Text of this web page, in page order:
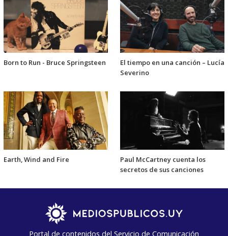
Born to Run - Bruce Springsteen
El tiempo en una canción – Lucía
Severino
Earth, Wind and Fire
Paul McCartney cuenta los
secretos de sus canciones
Portal de contenidos del Servicio de Comunicación